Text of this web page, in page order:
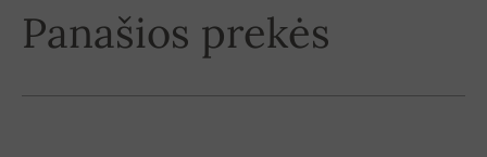
Panašios prekės